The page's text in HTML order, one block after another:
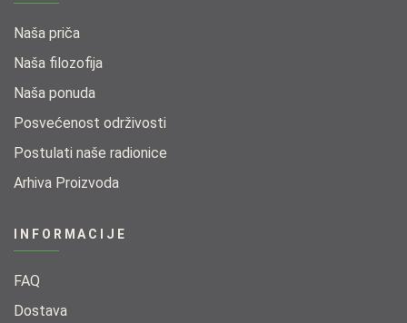
Naša priča
Naša filozofija
Naša ponuda​
Posvećenost održivosti​
Postulati naše radionice​
Arhiva Proizvoda
INFORMACIJE
FAQ
Dostava